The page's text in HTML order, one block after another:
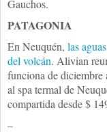
Gauchos.
PATAGONIA
En Neuquén, las
del volcán. Alivian
funciona de diciembre
al spa termal de
compartida desde $
–